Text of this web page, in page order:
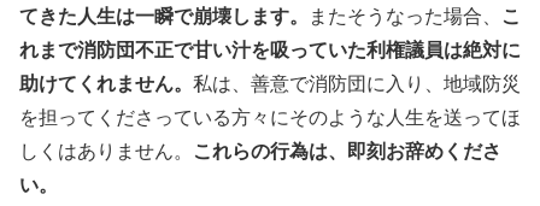
てきた人生は一瞬で崩壊します。
またそうなった場合、
こ
れまで消防団不正で甘い汁を吸っていた利権議員は絶対に
助けてくれません。 私は、善意で消防団に入り、地域防災
を担ってくださっている方々にそのような人生を送ってほ
しくはありません。
これらの行為は、即刻お辞めくださ
い。